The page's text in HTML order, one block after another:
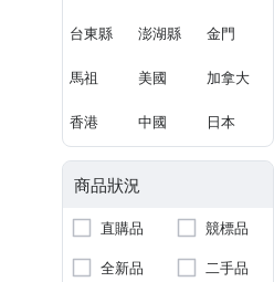
台東縣 澎湖縣 金門
馬祖 美國 加拿大
香港 中國 日本
商品狀況
直購品
競標品
全新品
二手品